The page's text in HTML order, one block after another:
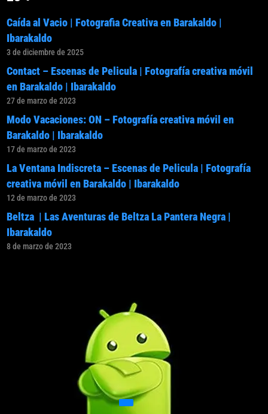
Caída al Vacio | Fotografia Creativa en Barakaldo |
Ibarakaldo
3 de diciembre de 2025
Contact – Escenas de Pelicula | Fotografía creativa móvil
en Barakaldo | Ibarakaldo
27 de marzo de 2023
Modo Vacaciones: ON – Fotografía creativa móvil en
Barakaldo | Ibarakaldo
17 de marzo de 2023
La Ventana Indiscreta – Escenas de Pelicula | Fotografía
creativa móvil en Barakaldo | Ibarakaldo
12 de marzo de 2023
Beltza | Las Aventuras de Beltza La Pantera Negra |
Ibarakaldo
8 de marzo de 2023